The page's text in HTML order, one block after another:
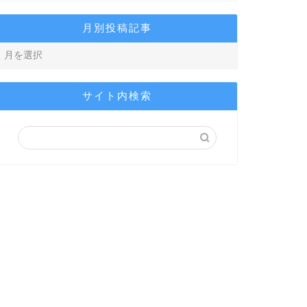
月別投稿記事
サイト内検索